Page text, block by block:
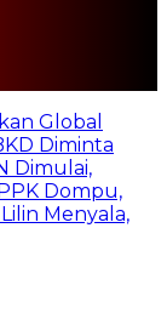
Global
Diminta
Dimulai,
Dompu,
Menyala,